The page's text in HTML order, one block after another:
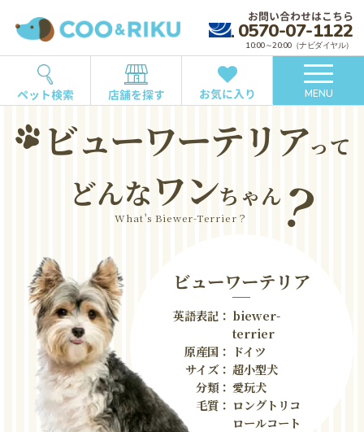
お問い合わせはこちら
0570-07-1122
10:00～20:00（ナビダイヤル）
ペット検索 店舗を探す お気に入り MENU
ビューワーテリアって
どんなワンちゃん？
What's Biewer-Terrier？
ビューワーテリア
英語表記： biewer-
terrier
原産国： ドイツ
サイズ： 超小型犬
分類： 愛玩犬
毛質： ロングトリコ
ロールコート